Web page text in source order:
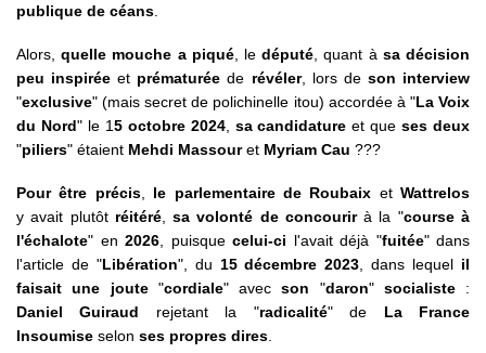
publique de céans
Alors,quelle mouche a piqué, ledéputé , quant à sa décision
peu inspirée et prématuréede révéler, lors de son interview
"exclusive" (mais secret de polichinelle itou) accordée à "La Voix
du Nord" le 15 octobre 2024, sa candidature et queses deux
"piliers" étaient Mehdi Massouret Myriam Cau ???
Pour être précis, le parlementaire de Roubaix et Wattrelos
y avait plutôtréitéré,sa volonté de concourirà la "course à
l'échalote" en 2026 , puisque celui-ci l'avait déjà "fuitée" dans
l'article de "Libération", du 15 décembre 2023 , dans lequel il
faisait une joute "cordiale" avecson "daron" socialiste:
Daniel Guiraud rejetant la "radicalité" de La France
Insoumise selon ses propres dires